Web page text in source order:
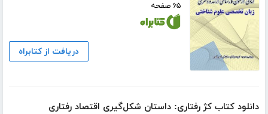
۶۵ صفحه
دریافت از کتابراه
دانلود کتاب کژ رفتاری: داستان شکل‌گیری اقتصاد رفتاری